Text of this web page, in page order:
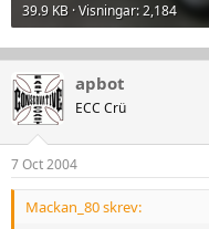
39.9 KB · Visningar: 2,184
apbot
ECC Crü
7 Oct 2004
Mackan_80 skrev: